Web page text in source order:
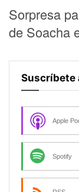
Sorpresa
de Soacha
Suscríbete
Apple
Spotify